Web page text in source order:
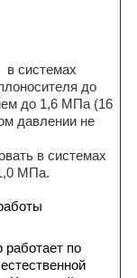
в системах
до
до 1,6 МПа (16
давлении не
в системах
МПа.
работает по